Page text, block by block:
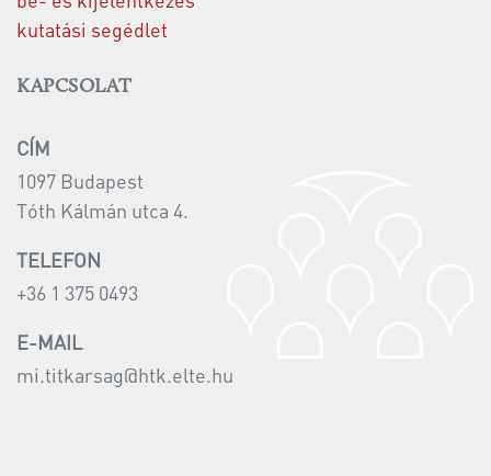
kutatási segédlet
KAPCSOLAT
CÍM
1097 Budapest
Tóth Kálmán utca 4.
TELEFON
+36 1 375 0493
E-MAIL
mi.titkarsag@htk.elte.hu